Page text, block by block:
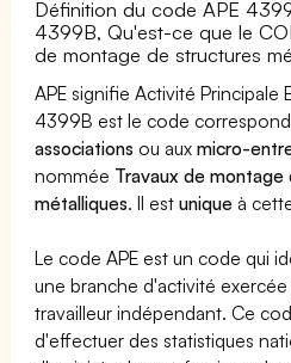
Définition du code APE
4399B, Qu'est-ce que le
de montage de structures
APE signifie Activité Principale
4399B est le code
associations ou auxmicro-
nommée Travaux de montage
métalliques. Il estunique à
Le code APE est un code qui
une branche d'activité
travailleur indépendant. Ce
d'effectuer des statistiques